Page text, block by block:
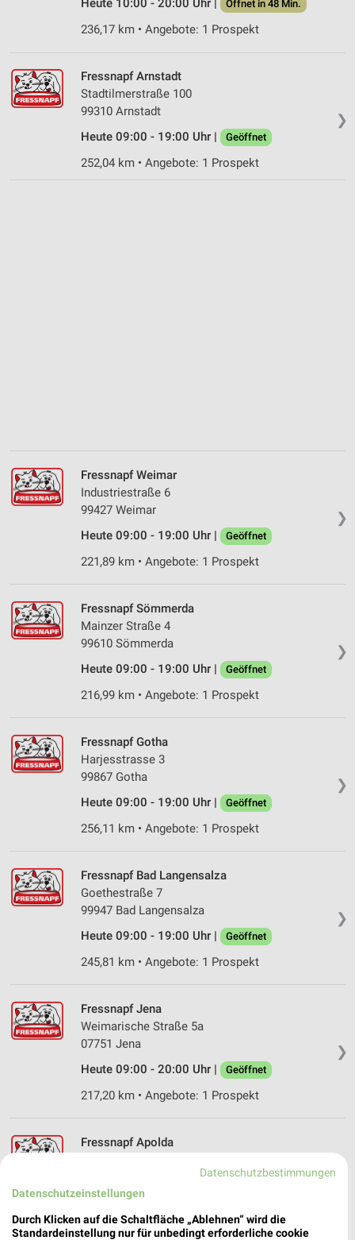
Heute 10:00 - 20:00 Uhr | Öffnet in 48 Min.
236,17 km • Angebote: 1 Prospekt
❯
Fressnapf Arnstadt
Stadtilmerstraße 100
99310 Arnstadt
Heute 09:00 - 19:00 Uhr |
Geöffnet
252,04 km • Angebote: 1 Prospekt
❯
Fressnapf Weimar
Industriestraße 6
99427 Weimar
Heute 09:00 - 19:00 Uhr |
Geöffnet
221,89 km • Angebote: 1 Prospekt
❯
Fressnapf Sömmerda
Mainzer Straße 4
99610 Sömmerda
Heute 09:00 - 19:00 Uhr |
Geöffnet
216,99 km • Angebote: 1 Prospekt
❯
Fressnapf Gotha
Harjesstrasse 3
99867 Gotha
Heute 09:00 - 19:00 Uhr |
Geöffnet
256,11 km • Angebote: 1 Prospekt
❯
Fressnapf Bad Langensalza
Goethestraße 7
99947 Bad Langensalza
Heute 09:00 - 19:00 Uhr |
Geöffnet
245,81 km • Angebote: 1 Prospekt
❯
Fressnapf Jena
Weimarische Straße 5a
07751 Jena
Heute 09:00 - 20:00 Uhr |
Geöffnet
217,20 km • Angebote: 1 Prospekt
Fressnapf Apolda
Heute 09:00 - 19:00 Uhr |
210,49 km • Angebote: 1 Prospekt
Datenschutzbestimmungen
Datenschutzeinstellungen
Durch Klicken auf die Schaltfläche „Ablehnen“ wird die
Standardeinstellung nur für unbedingt erforderliche cookie